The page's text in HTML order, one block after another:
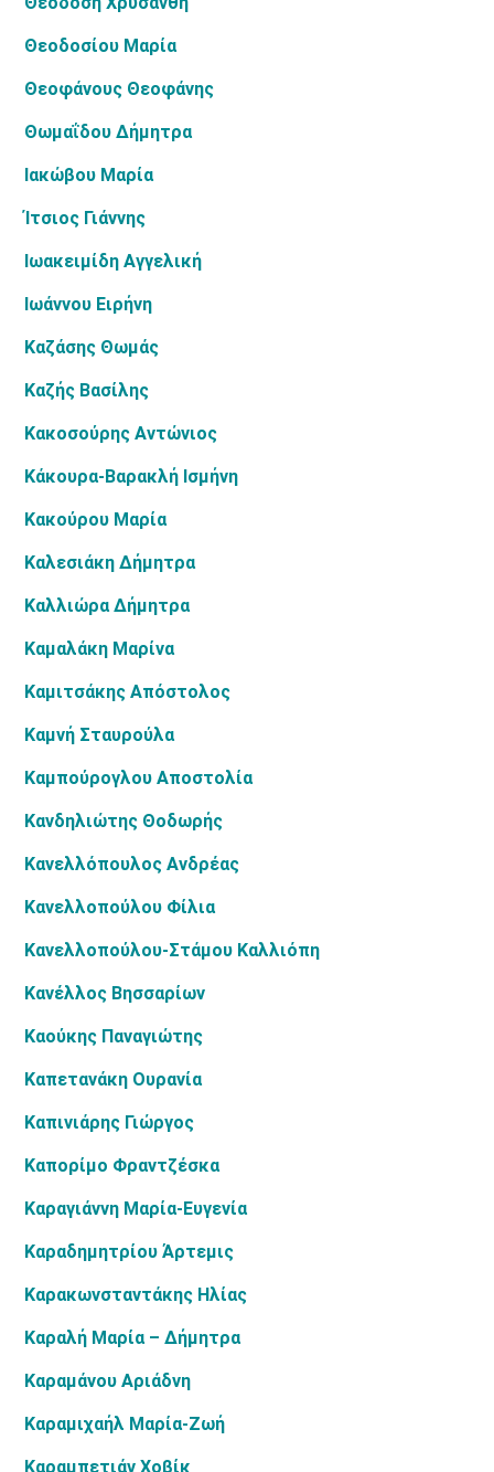
Θεοδοσίου Μαρία
Θεοφάνους Θεοφάνης
Θωμαΐδου Δήμητρα
Ιακώβου Μαρία
Ίτσιος Γιάννης
Ιωακειμίδη Αγγελική
Ιωάννου Ειρήνη
Καζάσης Θωμάς
Καζής Βασίλης
Κακοσούρης Αντώνιος
Κάκουρα-Βαρακλή Ισμήνη
Κακούρου Μαρία
Καλεσιάκη Δήμητρα
Καλλιώρα Δήμητρα
Καμαλάκη Μαρίνα
Καμιτσάκης Απόστολος
Καμνή Σταυρούλα
Καμπούρογλου Αποστολία
Κανδηλιώτης Θοδωρής
Κανελλόπουλος Ανδρέας
Κανελλοπούλου Φίλια
Κανελλοπούλου-Στάμου Καλλιόπη
Κανέλλος Βησσαρίων
Καούκης Παναγιώτης
Καπετανάκη Ουρανία
Καπινιάρης Γιώργος
Καπορίμο Φραντζέσκα
Καραγιάννη Μαρία-Ευγενία
Καραδημητρίου Άρτεμις
Καρακωνσταντάκης Ηλίας
Καραλή Μαρία – Δήμητρα
Καραμάνου Αριάδνη
Καραμιχαήλ Μαρία-Ζωή
Καραμπετιάν Χοβίκ